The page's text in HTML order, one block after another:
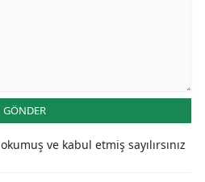
GÖNDER
okumuş ve kabul etmiş sayılırsınız